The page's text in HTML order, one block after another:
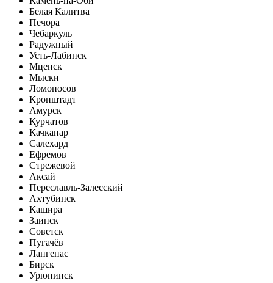
Белая Калитва
Печора
Чебаркуль
Радужный
Усть-Лабинск
Мценск
Мыски
Ломоносов
Кронштадт
Амурск
Курчатов
Качканар
Салехард
Ефремов
Стрежевой
Аксай
Переславль-Залесский
Ахтубинск
Кашира
Заинск
Советск
Пугачёв
Лангепас
Бирск
Урюпинск